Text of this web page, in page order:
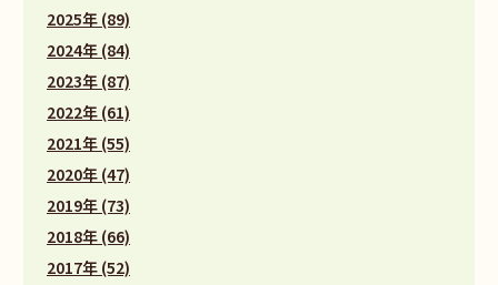
2025年 (89)
2024年 (84)
2023年 (87)
2022年 (61)
2021年 (55)
2020年 (47)
2019年 (73)
2018年 (66)
2017年 (52)